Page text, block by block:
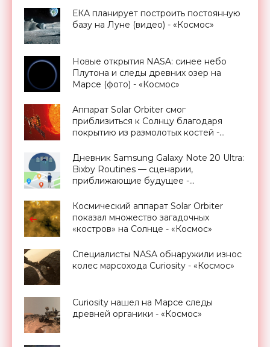
ЕКА планирует построить постоянную
базу на Луне (видео) - «Космос»
Новые открытия NASA: синее небо
Плутона и следы древних озер на
Марсе (фото) - «Космос»
Аппарат Solar Orbiter смог
приблизиться к Солнцу благодаря
покрытию из размолотых костей -
Дневник Samsung Galaxy Note 20 Ultra:
Bixby Routines — сценарии,
приближающие будущее -
Космический аппарат Solar Orbiter
показал множество загадочных
«костров» на Солнце - «Космос»
Специалисты NASA обнаружили износ
колес марсохода Curiosity - «Космос»
Curiosity нашел на Марсе следы
древней органики - «Космос»